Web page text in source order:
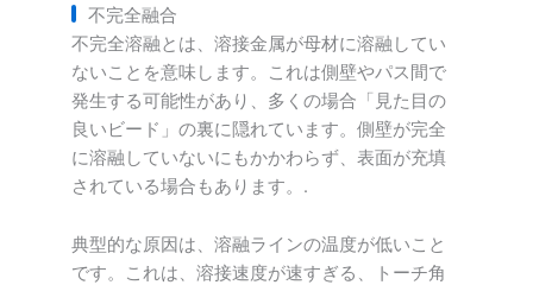
不完全融合
不完全溶融とは、溶接金属が母材に溶融してい
ないことを意味します。これは側壁やパス間で
発生する可能性があり、多くの場合「見た目の
良いビード」の裏に隠れています。側壁が完全
に溶融していないにもかかわらず、表面が充填
されている場合もあります。.
典型的な原因は、溶融ラインの温度が低いこと
です。これは、溶接速度が速すぎる、トーチ角